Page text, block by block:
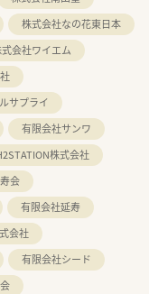
株式会社なの花東日本
会社ワイエム
サプライ
有限会社サンワ
株式会社
会
有限会社延寿
会社
有限会社シード